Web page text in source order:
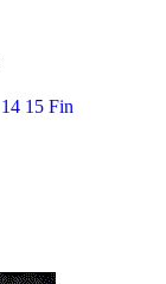
14 15 Fin